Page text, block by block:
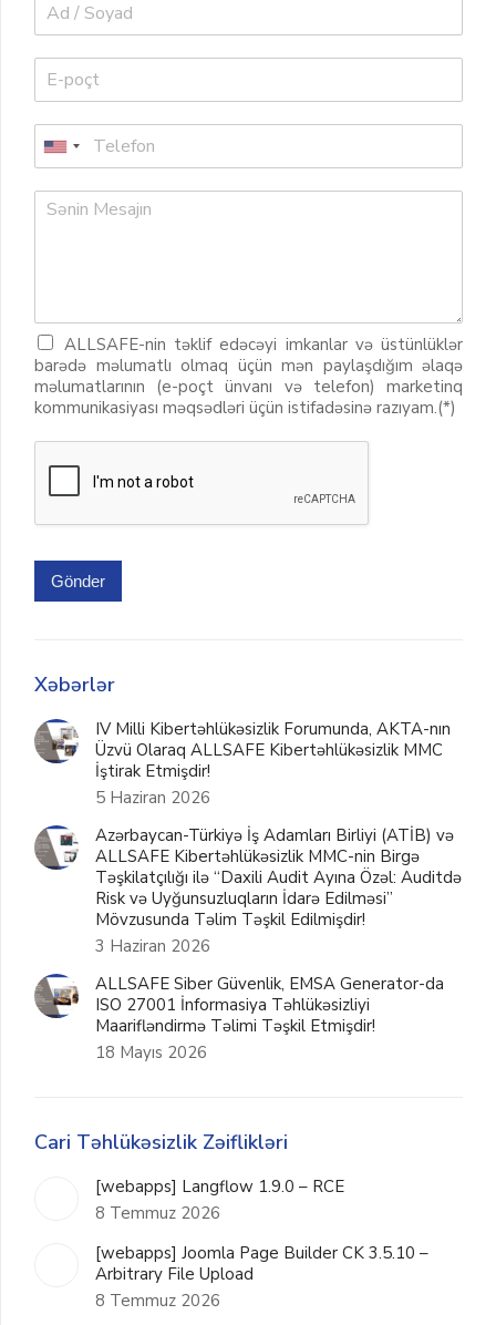
ALLSAFE-nin təklif edəcəyi imkanlar və üstünlüklər
barədə məlumatlı olmaq üçün mən paylaşdığım əlaqə
məlumatlarının (e-poçt ünvanı və telefon) marketinq
kommunikasiyası məqsədləri üçün istifadəsinə razıyam.(*)
Gönder
Xəbərlər
IV Milli Kibertəhlükəsizlik Forumunda, AKTA-nın
Üzvü Olaraq ALLSAFE Kibertəhlükəsizlik MMC
İştirak Etmişdir!
5 Haziran 2026
Azərbaycan-Türkiyə İş Adamları Birliyi (ATİB) və
ALLSAFE Kibertəhlükəsizlik MMC-nin Birgə
Təşkilatçılığı ilə “Daxili Audit Ayına Özəl: Auditdə
Risk və Uyğunsuzluqların İdarə Edilməsi”
Mövzusunda Təlim Təşkil Edilmişdir!
3 Haziran 2026
ALLSAFE Siber Güvenlik, EMSA Generator-da
ISO 27001 İnformasiya Təhlükəsizliyi
Maarifləndirmə Təlimi Təşkil Etmişdir!
18 Mayıs 2026
Cari Təhlükəsizlik Zəiflikləri
[webapps] Langflow 1.9.0 – RCE
8 Temmuz 2026
[webapps] Joomla Page Builder CK 3.5.10 –
Arbitrary File Upload
8 Temmuz 2026